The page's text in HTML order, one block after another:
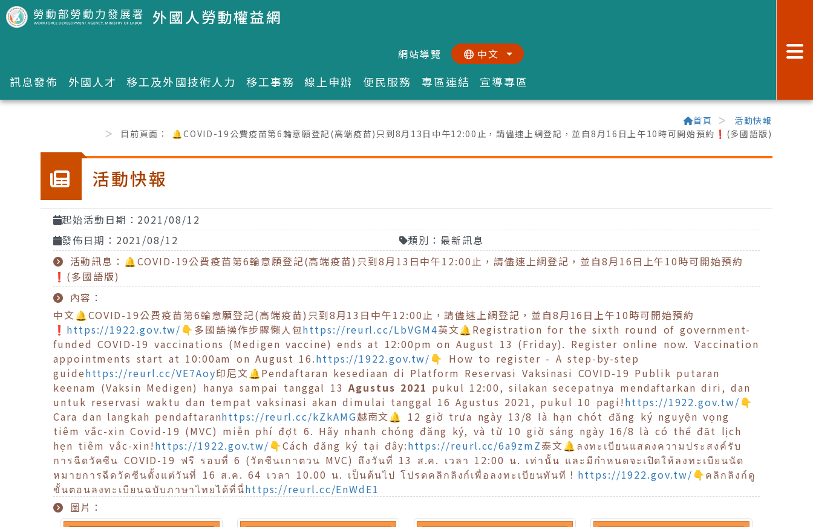
跳到主要內容區塊 外國人勞動權益網
:::網站導覽 中文
訊息發佈 外國人才 移工及外國技術人力 移工事務 線上申辦 便民服務 專區連結 宣導專區
首頁
活動快報
目前頁面：
🔔COVID-19公費疫苗第6輪意願登記(高端疫苗)只到8月13日中午12:00止，請儘速上網登記，並自8月16日上午10時可開始預約❗️(多國語版)
活動快報
起始活動日期：2021/08/12
發佈日期：2021/08/12
類別：最新訊息
活動訊息：🔔COVID-19公費疫苗第6輪意願登記(高端疫苗)只到8月13日中午12:00止，請儘速上網登記，並自8月16日上午10時可開始預約
❗️(多國語版)
內容：
中文🔔COVID-19公費疫苗第6輪意願登記(高端疫苗)只到8月13日中午12:00止，請儘速上網登記，並自8月16日上午10時可開始預約
❗️ https://1922.gov.tw/ 👇多國語操作步驟懶人包https://reurl.cc/LbVGM4英文🔔Registration for the sixth round of government-
funded COVID-19 vaccinations (Medigen vaccine) ends at 12:00pm on August 13 (Friday). Register online now. Vaccination
appointments start at 10:00am on August 16.https://1922.gov.tw/ 👇 How to register - A step-by-step
guidehttps://reurl.cc/VE7Aoy印尼文🔔Pendaftaran kesediaan di Platform Reservasi Vaksinasi COVID-19 Publik putaran
keenam (Vaksin Medigen) hanya sampai tanggal 13 Agustus 2021 pukul 12:00, silakan secepatnya mendaftarkan diri, dan
untuk reservasi waktu dan tempat vaksinasi akan dimulai tanggal 16 Agustus 2021, pukul 10 pagi!https://1922.gov.tw/ 👇
Cara dan langkah pendaftaranhttps://reurl.cc/kZkAMG越南文🔔 12 giờ trưa ngày 13/8 là hạn chót đăng ký nguyện vọng
tiêm vắc-xin Covid-19 (MVC) miễn phí đợt 6. Hãy nhanh chóng đăng ký, và từ 10 giờ sáng ngày 16/8 là có thể đặt lịch
hẹn tiêm vắc-xin!https://1922.gov.tw/ 👇Cách đăng ký tại đây:https://reurl.cc/6a9zmZ泰文🔔ลงทะเบียนแสดงความประสงค์รับ
การฉีดวัคซีน COVID-19 ฟรี รอบที่ 6 (วัคซีนเกาตวน MVC) ถึงวันที่ 13 ส.ค. เวลา 12:00 น. เท่านั้น และมีกำหนดจะเปิดให้ลงทะเบียนนัด
หมายการฉีดวัคซีนตั้งแต่วันที่ 16 ส.ค. 64 เวลา 10.00 น. เป็นต้นไป โปรดคลิกลิงก์เพื่อลงทะเบียนทันที！ https://1922.gov.tw/ 👇คลิกลิงก์ดู
ขั้นตอนลงทะเบียนฉบับภาษาไทยได้ที่นี่https://reurl.cc/EnWdE1
圖片：